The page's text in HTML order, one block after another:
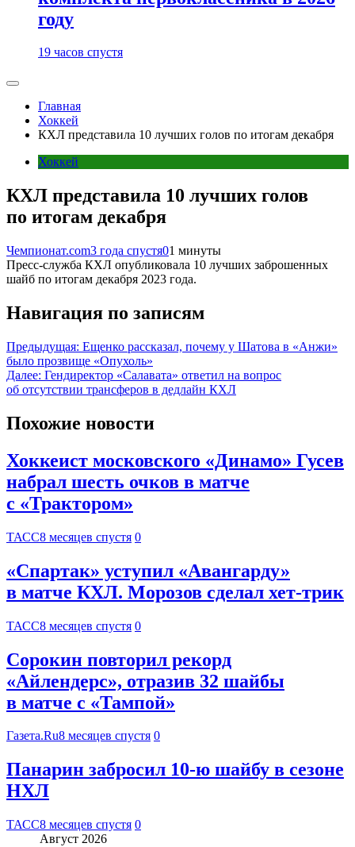
году
19 часов спустя
Главная
Хоккей
КХЛ представила 10 лучших голов по итогам декабря
Хоккей
КХЛ представила 10 лучших голов
по итогам декабря
Чемпионат.com3 года спустя01 минуты
Пресс-служба КХЛ опубликовала 10 лучших заброшенных
шайб по итогам декабря 2023 года.
Навигация по записям
Предыдущая: Ещенко рассказал, почему у Шатова в «Анжи»
было прозвище «Опухоль»
Далее: Гендиректор «Салавата» ответил на вопрос
об отсутствии трансферов в дедлайн КХЛ
Похожие новости
Хоккеист московского «Динамо» Гусев
набрал шесть очков в матче
с «Трактором»
ТАСС8 месяцев спустя 0
«Спартак» уступил «Авангарду»
в матче КХЛ. Морозов сделал хет-трик
ТАСС8 месяцев спустя 0
Сорокин повторил рекорд
«Айлендерс», отразив 32 шайбы
в матче с «Тампой»
Газета.Ru8 месяцев спустя 0
Панарин забросил 10-ю шайбу в сезоне
НХЛ
ТАСС8 месяцев спустя 0
Август 2026